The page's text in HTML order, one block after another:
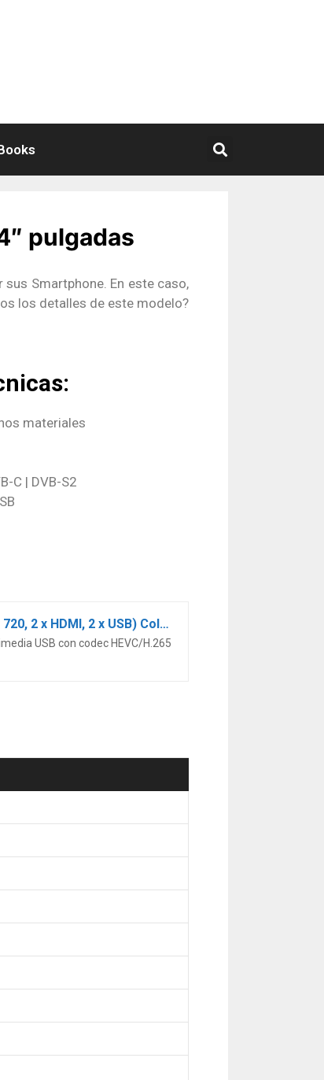
pulgadas
Smartphone. En este caso,
los detalles de este modelo?
materiales
C | DVB-S2
Sharp Aquos 24BC0E-Televisor Smart TV de 24″-24 Pulgadas HD WiFi (resolución 1368 x 720, 2 x HDMI, 2 x USB) Color Negro, 1T-C24BC0ER2NB
USB con codec HEVC/H.265